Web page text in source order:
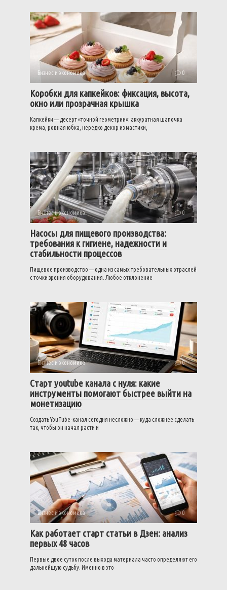
Бизнес и экономика 0
Коробки для капкейков: фиксация, высота,
окно или прозрачная крышка
Капкейки — десерт «точной геометрии»: аккуратная шапочка
крема, ровная юбка, нередко декор из мастики,
Бизнес и экономика 0
Насосы для пищевого производства:
требования к гигиене, надежности и
стабильности процессов
Пищевое производство — одна из самых требовательных отраслей
с точки зрения оборудования. Любое отклонение
Бизнес и экономика 0
Старт youtube канала с нуля: какие
инструменты помогают быстрее выйти на
монетизацию
Создать YouTube-канал сегодня несложно — куда сложнее сделать
так, чтобы он начал расти и
Бизнес и экономика 0
Как работает старт статьи в Дзен: анализ
первых 48 часов
Первые двое суток после выхода материала часто определяют его
дальнейшую судьбу. Именно в это